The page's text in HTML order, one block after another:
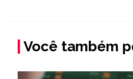
Você também